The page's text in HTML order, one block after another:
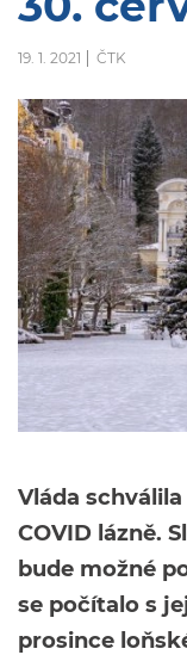
19. 1. 2021 ČTK
Vláda
COVID lázně.
bude možné
se počítalo s
prosince